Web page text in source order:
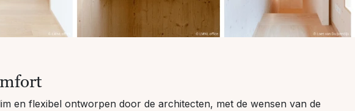
en flexibel ontworpen door de architecten, met de wensen van de